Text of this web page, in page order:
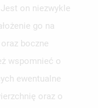
on niezwykle
go na
boczne
wspomnieć o
ewentualne
oraz o